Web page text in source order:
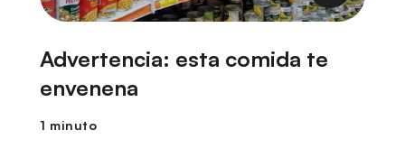
Advertencia: esta comida te
envenena
1 minuto